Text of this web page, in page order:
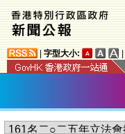
字型大小: